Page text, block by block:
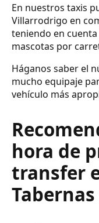
En nuestros taxis
Villarrodrigo en
teniendo en
mascotas por
Háganos saber el
mucho equipaje
vehículo más
hora de
transfer